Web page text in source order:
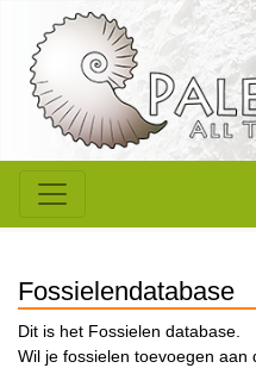
Fossielendatabase
Dit is het Fossielen database.
Wil je fossielen toevoegen